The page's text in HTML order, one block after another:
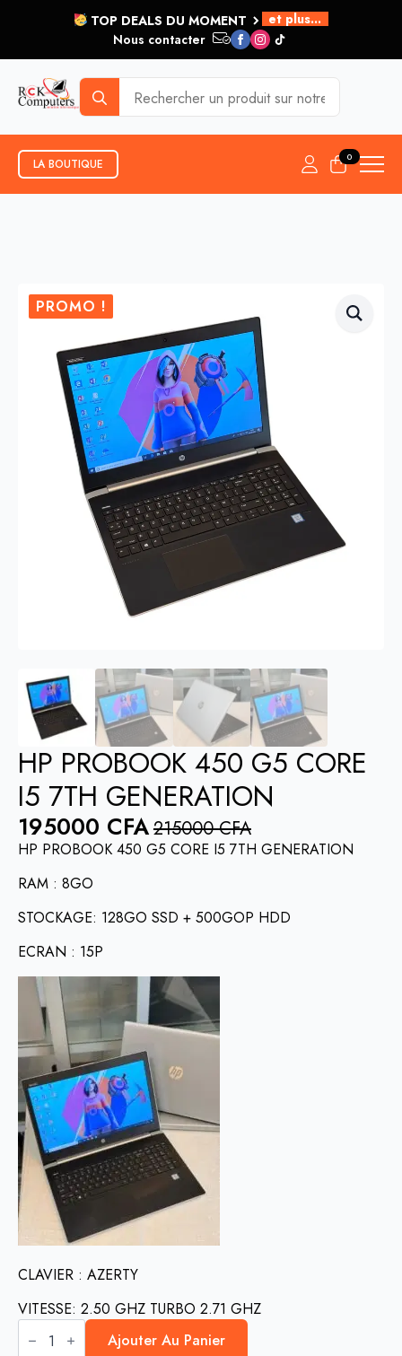
TOP DEALS DU MOMENT
et plus...
Nous contacter
Search
for:
LA BOUTIQUE 0
PROMO !
HP PROBOOK 450 G5 CORE
I5 7TH GENERATION
215000CFA
195000 CFA
HP PROBOOK 450 G5 CORE I5 7TH GENERATION
RAM : 8GO
STOCKAGE: 128GO SSD + 500GOP HDD
ECRAN : 15P
CLAVIER : AZERTY
VITESSE: 2.50 GHZ TURBO 2.71 GHZ
quantité
de Ajouter Au Panier